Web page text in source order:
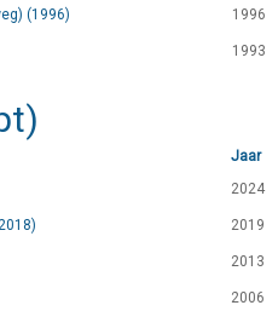
(1996) 1996
1993
Jaar
2024
2019
2013
2006